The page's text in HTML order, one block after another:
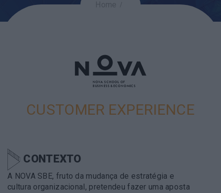
CUSTOMER EXPERIENCE
CONTEXTO
A NOVA SBE, fruto da mudança de estratégia e
cultura organizacional, pretendeu fazer uma aposta